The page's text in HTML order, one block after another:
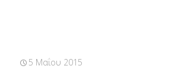
5 Μαΐου 2015